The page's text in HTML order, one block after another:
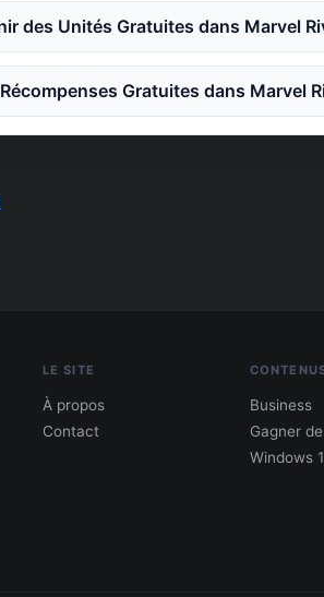
des Unités Gratuites dans Marvel
Gratuites dans Marvel
LE SITE
À propos
Contact
Business
Gagner
Windows